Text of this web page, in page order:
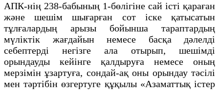
АПК-нің 238-бабының 1-бөлігіне сай істi қараған
және шешім шығарған сот iске қатысатын
тұлғалардың арызы бойынша тараптардың
мүлiктiк жағдайын немесе басқа дәлелді
себептерді негiзге ала отырып, шешiмді
орындауды кейiнге қалдыруға немесе оның
мерзiмiн ұзартуға, сондай-ақ оны орындау тәсілі
мен тәртiбiн өзгертуге құқылы «Азаматтық істер